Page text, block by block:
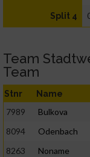
Split 4
Team
Team
Stnr Name
7989 Bulkova
8094
Odenbach
8263
Noname